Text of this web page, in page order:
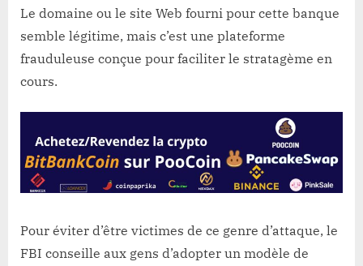
Le domaine ou le site Web fourni pour cette banque
semble légitime, mais c’est une plateforme
frauduleuse conçue pour faciliter le stratagème en
cours.
Pour éviter d’être victimes de ce genre d’attaque, le
FBI conseille aux gens d’adopter un modèle de